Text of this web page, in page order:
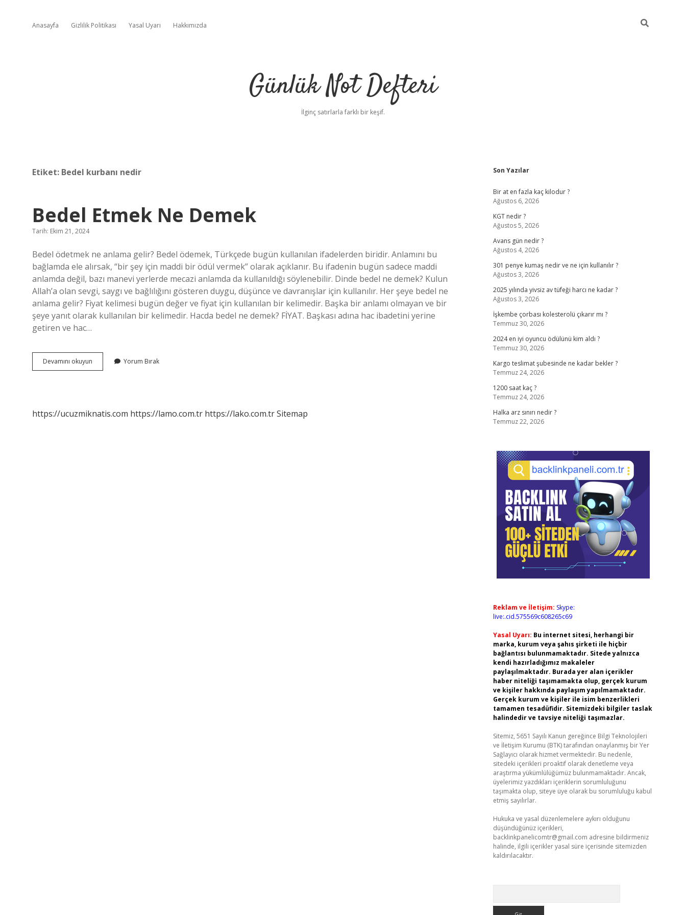
Anasayfa Gizlilik Politikası Yasal Uyarı Hakkımızda
Günlük Not Defteri
İlginç satırlarla farklı bir keşif.
Etiket: Bedel kurbanı nedir
Bedel Etmek Ne Demek
Tarih: Ekim 21, 2024
Bedel ödetmek ne anlama gelir? Bedel ödemek, Türkçede bugün kullanılan ifadelerden biridir. Anlamını bu
bağlamda ele alırsak, “bir şey için maddi bir ödül vermek” olarak açıklanır. Bu ifadenin bugün sadece maddi
anlamda değil, bazı manevi yerlerde mecazi anlamda da kullanıldığı söylenebilir. Dinde bedel ne demek? Kulun
Allah’a olan sevgi, saygı ve bağlılığını gösteren duygu, düşünce ve davranışlar için kullanılır. Her şeye bedel ne
anlama gelir? Fiyat kelimesi bugün değer ve fiyat için kullanılan bir kelimedir. Başka bir anlamı olmayan ve bir
şeye yanıt olarak kullanılan bir kelimedir. Hacda bedel ne demek? FİYAT. Başkası adına hac ibadetini yerine
getiren ve hac…
Devamını okuyun
Etmek
Yorum Bırak
https://ucuzmiknatis.com https://lamo.com.tr https://lako.com.trSitemap
Sidebar
Son Yazılar
Bir at en fazla kaç kilodur ?
Ağustos 6, 2026
KGT nedir ?
Ağustos 5, 2026
Avans gün nedir ?
Ağustos 4, 2026
301 penye kumaş nedir ve ne için kullanılır ?
Ağustos 3, 2026
2025 yılında yivsiz av tüfeği harcı ne kadar ?
Ağustos 3, 2026
İşkembe çorbası kolesterolü çıkarır mı ?
Temmuz 30, 2026
2024 en iyi oyuncu ödülünü kim aldı ?
Temmuz 30, 2026
Kargo teslimat şubesinde ne kadar bekler ?
Temmuz 24, 2026
1200 saat kaç ?
Temmuz 24, 2026
Halka arz sınırı nedir ?
Temmuz 22, 2026
Reklam ve İletişim: Skype:
live:.cid.575569c608265c69
Yasal Uyarı: Bu internet sitesi, herhangi bir
marka, kurum veya şahıs şirketi ile hiçbir
bağlantısı bulunmamaktadır. Sitede yalnızca
kendi hazırladığımız makaleler
paylaşılmaktadır. Burada yer alan içerikler
haber niteliği taşımamakta olup, gerçek kurum
ve kişiler hakkında paylaşım yapılmamaktadır.
Gerçek kurum ve kişiler ile isim benzerlikleri
tamamen tesadüfidir. Sitemizdeki bilgiler taslak
halindedir ve tavsiye niteliği taşımazlar.
Sitemiz, 5651 Sayılı Kanun gereğince Bilgi Teknolojileri
ve İletişim Kurumu (BTK) tarafından onaylanmış bir Yer
Sağlayıcı olarak hizmet vermektedir. Bu nedenle,
sitedeki içerikleri proaktif olarak denetleme veya
araştırma yükümlülüğümüz bulunmamaktadır. Ancak,
üyelerimiz yazdıkları içeriklerin sorumluluğunu
taşımakta olup, siteye üye olarak bu sorumluluğu kabul
etmiş sayılırlar.
Hukuka ve yasal düzenlemelere aykırı olduğunu
düşündüğünüz içerikleri,
backlinkpanelicomtr@gmail.com adresine bildirmeniz
halinde, ilgili içerikler yasal süre içerisinde sitemizden
kaldırılacaktır.